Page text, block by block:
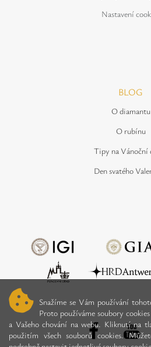
Snažíme se Vám používání
Proto používáme soubory
a Vašeho chování na webu. Kliknutí na
použitím všech souborů cookies.
Nastavení
BLOG
O diamantu
O rubínu
Tipy na Vánoční
Den svatého